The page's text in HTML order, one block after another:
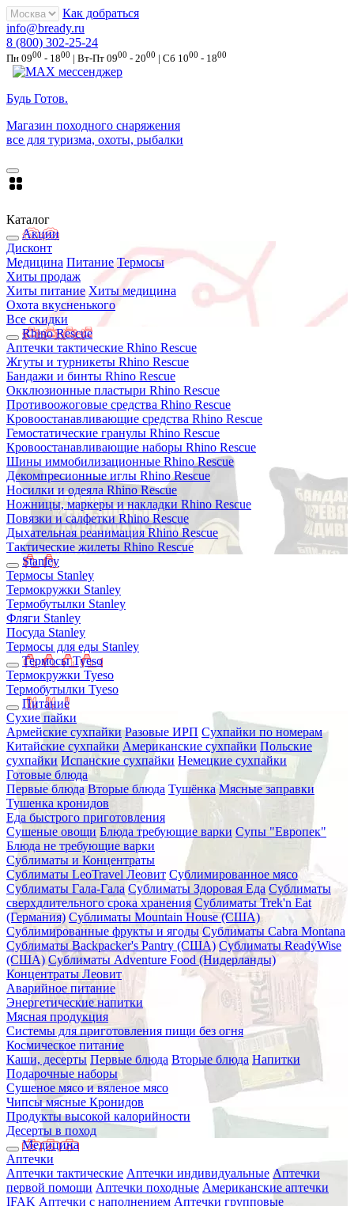
Как добраться
info@bready.ru
8 (800) 302-25-24
Пн 0900 - 1800 | Вт-Пт 0900 - 2000 | Сб 1000 - 1800
Будь Готов.
Магазин походного снаряжения
все для туризма, охоты, рыбалки
Каталог
Акции
Дисконт
Медицина Питание Термосы
Хиты продаж
Хиты питание Хиты медицина
Охота вкусненького
Все скидки
Rhino Rescue
Аптечки тактические Rhino Rescue
Жгуты и турникеты Rhino Rescue
Бандажи и бинты Rhino Rescue
Окклюзионные пластыри Rhino Rescue
Противоожоговые средства Rhino Rescue
Кровоостанавливающие средства Rhino Rescue
Гемостатические гранулы Rhino Rescue
Кровоостанавливающие наборы Rhino Rescue
Шины иммобилизационные Rhino Rescue
Декомпресионные иглы Rhino Rescue
Носилки и одеяла Rhino Rescue
Ножницы, маркеры и накладки Rhino Rescue
Повязки и салфетки Rhino Rescue
Дыхательная реанимация Rhino Rescue
Тактические жилеты Rhino Rescue
Stanley
Термосы Stanley
Термокружки Stanley
Термобутылки Stanley
Фляги Stanley
Посуда Stanley
Термосы для еды Stanley
Термосы Tyeso
Термокружки Tyeso
Термобутылки Tyeso
Питание
Сухие пайки
Армейские сухпайки Разовые ИРП Сухпайки по номерам
Китайские сухпайки Американские сухпайки Польские
сухпайки Испанские сухпайки Немецкие сухпайки
Готовые блюда
Первые блюда Вторые блюда Тушёнка Мясные заправки
Тушенка кронидов
Еда быстрого приготовления
Сушеные овощи Блюда требующие варки Супы "Европек"
Блюда не требующие варки
Сублиматы и Концентраты
Сублиматы LeoTravel Леовит Сублимированное мясо
Сублиматы Гала-Гала Сублиматы Здоровая Еда Сублиматы
сверхдлительного срока хранения Сублиматы Trek'n Eat
(Германия) Сублиматы Mountain House (США)
Сублимированные фрукты и ягоды Сублиматы Cabra Montana
Сублиматы Backpacker's Pantry (США) Сублиматы ReadyWise
(США) Сублиматы Adventure Food (Нидерланды)
Концентраты Леовит
Аварийное питание
Энергетические напитки
Мясная продукция
Системы для приготовления пищи без огня
Космическое питание
Каши, десерты Первые блюда Вторые блюда Напитки
Подарочные наборы
Сушеное мясо и вяленое мясо
Чипсы мясные Кронидов
Продукты высокой калорийности
Десерты в поход
Медицина
Аптечки
Аптечки тактические Аптечки индивидуальные Аптечки
первой помощи Аптечки походные Американские аптечки
IFAK Аптечки с наполнением Аптечки групповые